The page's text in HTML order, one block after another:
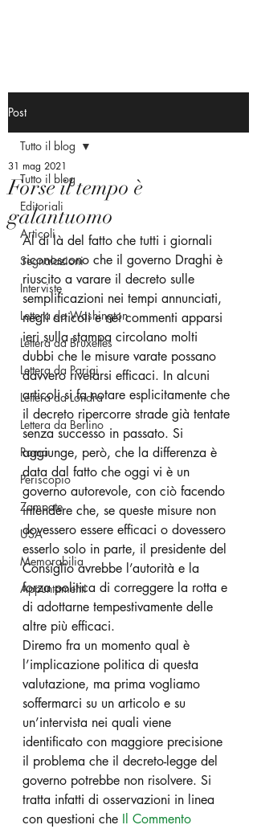
Post
Tutto il blog
Editoriali
Articoli
Segnalazioni
Interviste
Lettera da Washington
Lettera da Bruxelles
Lettera da Parigi
Lettera da Londra
Lettera da Berlino
Roma
Periscopio
Zampate
USA
Memorabilia
Appuntamenti
Tutto il blog
Forse il tempo è
galantuomo
31 mag 2021
Al di là del fatto che tutti i giornali
riconoscono che il governo Draghi è
riuscito a varare il decreto sulle
semplificazioni nei tempi annunciati,
negli articoli e nei commenti apparsi
ieri sulla stampa circolano molti
dubbi che le misure varate possano
davvero rivelarsi efficaci. In alcuni
articoli si fa notare esplicitamente che
il decreto ripercorre strade già tentate
senza successo in passato. Si
aggiunge, però, che la differenza è
data dal fatto che oggi vi è un
governo autorevole, con ciò facendo
intendere che, se queste misure non
dovessero essere efficaci o dovessero
esserlo solo in parte, il presidente del
Consiglio avrebbe l’autorità e la
forza politica di correggere la rotta e
di adottarne tempestivamente delle
altre più efficaci.
Diremo fra un momento qual è
l’implicazione politica di questa
valutazione, ma prima vogliamo
soffermarci su un articolo e su
un’intervista nei quali viene
identificato con maggiore precisione
il problema che il decreto-legge del
governo potrebbe non risolvere. Si
tratta infatti di osservazioni in linea
con questioni che Il Commento